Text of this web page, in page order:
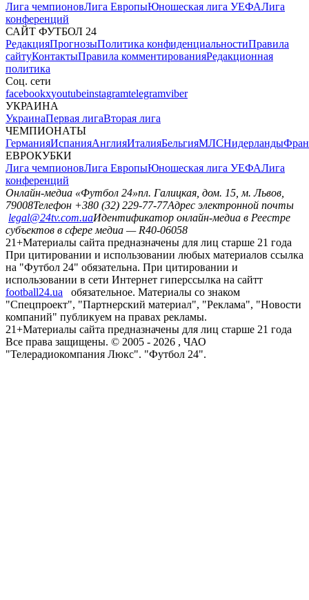
Лига чемпионовЛига ЕвропыЮношеская лига УЕФАЛига
конференций
САЙТ ФУТБОЛ 24
РедакцияПрогнозыПолитика конфиденциальностиПравила
сайтуКонтактыПравила комментированияРедакционная
политика
Соц. сети
facebookxyoutubeinstagramtelegramviber
УКРАИНА
УкраинаПервая лигаВторая лига
ЧЕМПИОНАТЫ
ГерманияИспанияАнглияИталияБельгияМЛСНидерланды
ЕВРОКУБКИ
Лига чемпионовЛига ЕвропыЮношеская лига УЕФАЛига
конференций
Онлайн-медиа «Футбол 24»пл. Галицкая, дом. 15, м. Львов,
79008Телефон +380 (32) 229-77-77Адрес электронной почты
legal@24tv.com.uaИдентификатор онлайн-медиа в Реестре
субъектов в сфере медиа — R40-06058
21+Материалы сайта предназначены для лиц старше 21 года
При цитировании и использовании любых материалов ссылка
на "Футбол 24" обязательна. При цитировании и
использовании в сети Интернет гиперссылка на сайтт
football24.ua
обязательное. Материалы со знаком
"Спецпроект", "Партнерский материал", "Реклама", "Новости
компаний" публикуем на правах рекламы.
21+Материалы сайта предназначены для лиц старше 21 года
Все права защищены. © 2005 - 2026 , ЧАО
"Телерадиокомпания Люкс". "Футбол 24".